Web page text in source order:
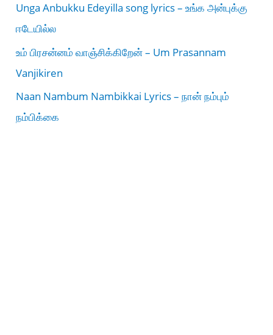
Unga Anbukku Edeyilla song lyrics – உங்க அன்புக்கு
ஈடேயில்ல
உம் பிரசன்னம் வாஞ்சிக்கிறேன் – Um Prasannam
Vanjikiren
Naan Nambum Nambikkai Lyrics – நான் நம்பும்
நம்பிக்கை